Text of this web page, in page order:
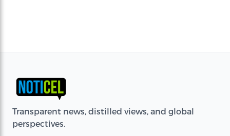
Transparent news, distilled views, and global
perspectives.